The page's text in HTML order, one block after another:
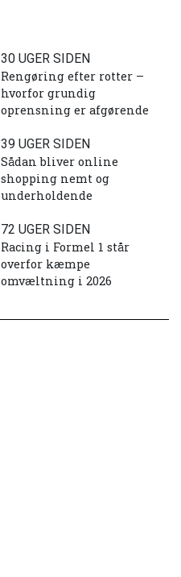
30 UGER SIDEN
Rengøring efter rotter –
hvorfor grundig
oprensning er afgørende
39 UGER SIDEN
Sådan bliver online
shopping nemt og
underholdende
72 UGER SIDEN
Racing i Formel 1 står
overfor kæmpe
omvæltning i 2026